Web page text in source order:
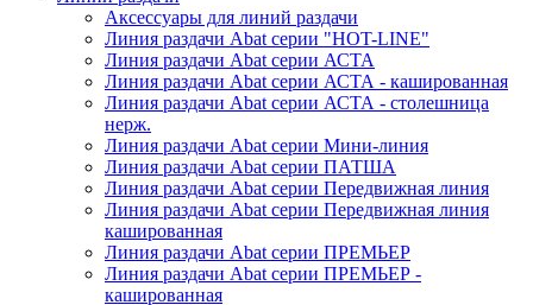
Аксессуары для линий раздачи
Линия раздачи Abat серии "HOT-LINE"
Линия раздачи Abat серии АСТА
Линия раздачи Abat серии АСТА - кашированная
Линия раздачи Abat серии АСТА - столешница
нерж.
Линия раздачи Abat серии Мини-линия
Линия раздачи Abat серии ПАТША
Линия раздачи Abat серии Передвижная линия
Линия раздачи Abat серии Передвижная линия
кашированная
Линия раздачи Abat серии ПРЕМЬЕР
Линия раздачи Abat серии ПРЕМЬЕР -
кашированная